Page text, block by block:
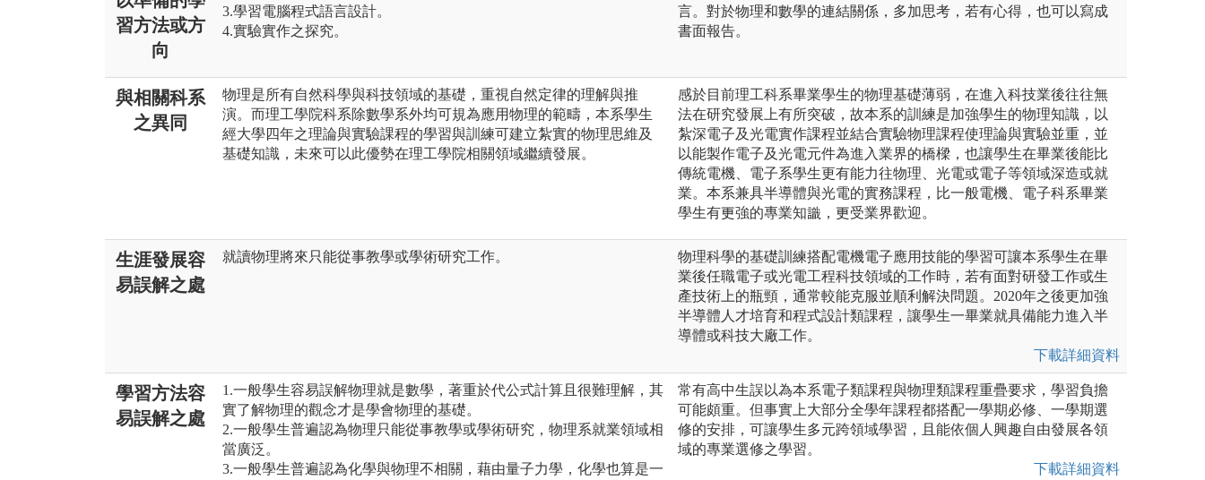
習方法或方
向
3.學習電腦程式語言設計。
4.實驗實作之探究。
言。對於物理和數學的連結關係，多加思考，若有心得，也可以寫成
書面報告。
與相關科系
之異同
物理是所有自然科學與科技領域的基礎，重視自然定律的理解與推
演。而理工學院科系除數學系外均可規為應用物理的範疇，本系學生
經大學四年之理論與實驗課程的學習與訓練可建立紮實的物理思維及
基礎知識，未來可以此優勢在理工學院相關領域繼續發展。
感於目前理工科系畢業學生的物理基礎薄弱，在進入科技業後往往無
法在研究發展上有所突破，故本系的訓練是加強學生的物理知識，以
紮深電子及光電實作課程並結合實驗物理課程使理論與實驗並重，並
以能製作電子及光電元件為進入業界的橋樑，也讓學生在畢業後能比
傳統電機、電子系學生更有能力往物理、光電或電子等領域深造或就
業。本系兼具半導體與光電的實務課程，比一般電機、電子科系畢業
學生有更強的專業知識，更受業界歡迎。
生涯發展容
易誤解之處
就讀物理將來只能從事教學或學術研究工作。
物理科學的基礎訓練搭配電機電子應用技能的學習可讓本系學生在畢
業後任職電子或光電工程科技領域的工作時，若有面對研發工作或生
產技術上的瓶頸，通常較能克服並順利解決問題。2020年之後更加強
半導體人才培育和程式設計類課程，讓學生一畢業就具備能力進入半
導體或科技大廠工作。
下載詳細資料
學習方法容
易誤解之處
1.一般學生容易誤解物理就是數學，著重於代公式計算且很難理解，其
實了解物理的觀念才是學會物理的基礎。
2.一般學生普遍認為物理只能從事教學或學術研究，物理系就業領域相
當廣泛。
3.一般學生普遍認為化學與物理不相關，藉由量子力學，化學也算是一
常有高中生誤以為本系電子類課程與物理類課程重疊要求，學習負擔
可能頗重。但事實上大部分全學年課程都搭配一學期必修、一學期選
修的安排，可讓學生多元跨領域學習，且能依個人興趣自由發展各領
域的專業選修之學習。
下載詳細資料